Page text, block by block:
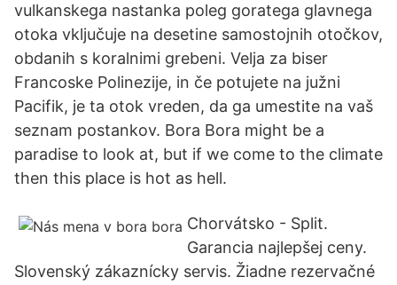
vulkanskega nastanka poleg goratega glavnega
otoka vključuje na desetine samostojnih otočkov,
obdanih s koralnimi grebeni. Velja za biser
Francoske Polinezije, in če potujete na južni
Pacifik, je ta otok vreden, da ga umestite na vaš
seznam postankov. Bora Bora might be a
paradise to look at, but if we come to the climate
then this place is hot as hell.
Chorvátsko - Split.
Garancia najlepšej ceny.
Slovenský zákaznícky servis. Žiadne rezervačné